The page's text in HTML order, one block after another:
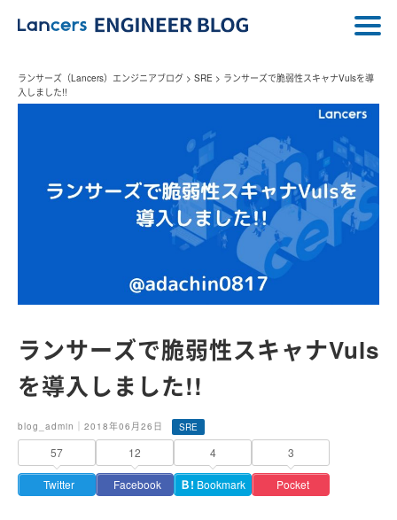
ランサーズ（Lancers）エンジニアブログ > SRE > ランサーズで脆弱性スキャナVulsを導
入しました!!
ランサーズで脆弱性スキャナVuls
を導入しました!!
blog_admin｜2018年06月26日 SRE
57
Twitter
12
Facebook
4
Ｂ! Bookmark
3
Pocket